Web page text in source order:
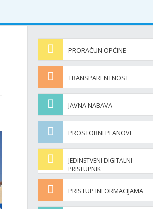
PRORAČUN OPĆINE
TRANSPARENTNOST
JAVNA NABAVA
PROSTORNI PLANOVI
JEDINSTVENI DIGITALNI
PRISTUPNIK
PRISTUP INFORMACIJAMA